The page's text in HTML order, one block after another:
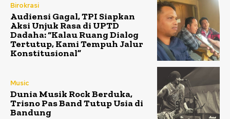
Birokrasi
Audiensi Gagal, TPI Siapkan
Aksi Unjuk Rasa di UPTD
Dadaha: “Kalau Ruang Dialog
Tertutup, Kami Tempuh Jalur
Konstitusional”
Music
Dunia Musik Rock Berduka,
Trisno Pas Band Tutup Usia di
Bandung